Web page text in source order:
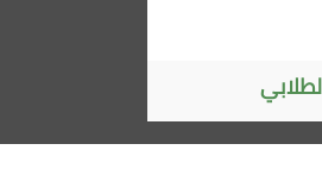
الاتفاقيات